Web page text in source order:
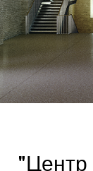
"Центр